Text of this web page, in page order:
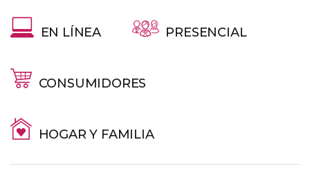
EN LÍNEA PRESENCIAL
CONSUMIDORES
HOGAR Y FAMILIA